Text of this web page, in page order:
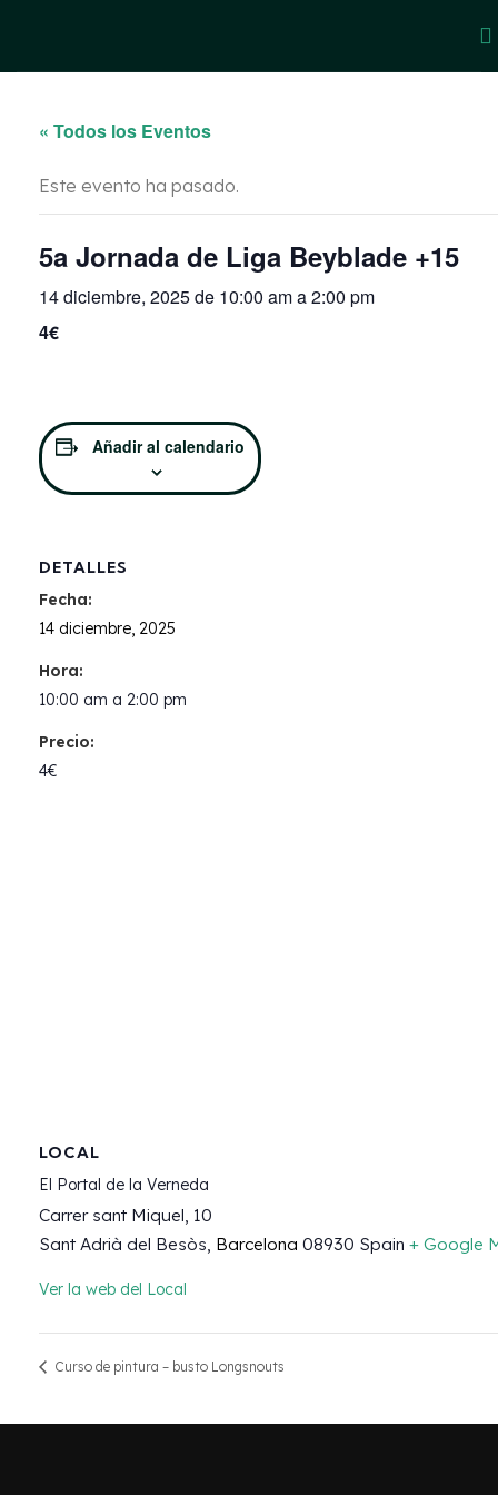
« Todos los Eventos
Este evento ha pasado.
5a Jornada de Liga Beyblade +15
14 diciembre, 2025 de 10:00 ama2:00 pm
4€
Añadir al calendario
DETALLES
Fecha:
14 diciembre, 2025
Hora:
10:00 am a 2:00 pm
Precio:
4€
LOCAL
El Portal de la Verneda
Carrer sant Miquel, 10
Sant Adrià del Besòs, Barcelona 08930 Spain + Google
Ver la web del Local
Curso de pintura – busto Longsnouts